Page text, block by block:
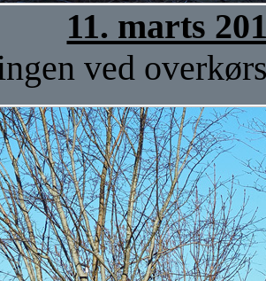
11. marts
ved